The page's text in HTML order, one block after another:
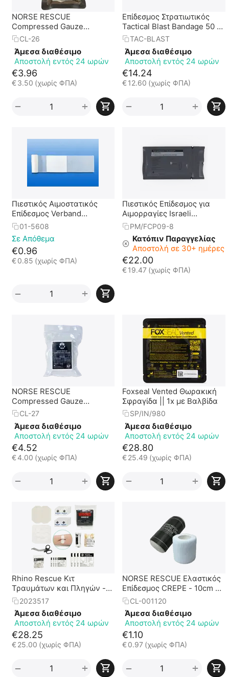
NORSE RESCUE
Compressed Gauze
Αιμοστατική Γάζα
CL-26
Άμεσα διαθέσιμο
Αποστολή εντός 24 ωρών
€3.96
€ 3.50 (χωρίς ΦΠΑ)
+
−
Επίδεσμος Στρατιωτικός
Tactical Blast Bandage 50 x
50cm - Κυλινδρική
TAC-BLAST
Άμεσα διαθέσιμο
Αποστολή εντός 24 ωρών
€14.24
€12.60 (χωρίς ΦΠΑ)
+
−
Πιεστικός Αιμοστατικός
Επίδεσμος Verband
Ambulance
01-5608
Σε Απόθεμα
€0.96
€ 0.85 (χωρίς ΦΠΑ)
+
−
Πιεστικός Επίδεσμος για
Αιμορραγίες Israeli
Emergency Bandage 8"
FCP-09 || 30cm x 30cm
PM/FCP09-8
Κατόπιν Παραγγελίας
Αποστολή σε 30+ ημέρες
€22.00
€19.47 (χωρίς ΦΠΑ)
NORSE RESCUE
Compressed Gauze
Αιμοστατική Γάζα
CL-27
Άμεσα διαθέσιμο
Αποστολή εντός 24 ωρών
€4.52
€4.00 (χωρίς ΦΠΑ)
+
−
Foxseal Vented Θωρακική
Σφραγίδα || 1x με Βαλβίδα
SP/IN/980
Άμεσα διαθέσιμο
Αποστολή εντός 24 ωρών
€28.80
€25.49 (χωρίς ΦΠΑ)
+
−
Rhino Rescue Κιτ
Τραυμάτων και Πληγών -
Wound Closure Kit
2023517
Άμεσα διαθέσιμο
Αποστολή εντός 24 ωρών
€28.25
€ 25.00 (χωρίς ΦΠΑ)
+
−
NORSE RESCUE Ελαστικός
Επίδεσμος CREPE - 10cm x
4.5mCL-001120
Άμεσα διαθέσιμο
Αποστολή εντός 24 ωρών
€1.10
€0.97 (χωρίς ΦΠΑ)
+
−